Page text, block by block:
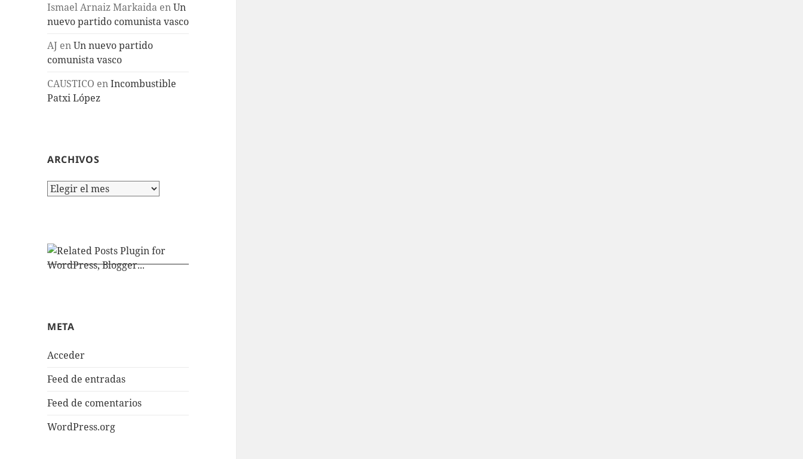
Ismael Arnaiz Markaida enUn
nuevo partido comunista vasco
AJ enUn nuevo partido
comunista vasco
CAUSTICO enIncombustible
Patxi López
ARCHIVOS
Archivos
META
Acceder
Feed de entradas
Feed de comentarios
WordPress.org